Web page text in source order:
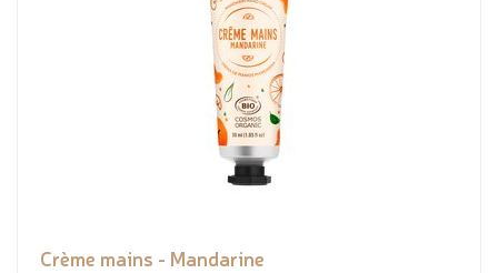
Crème mains - Mandarine